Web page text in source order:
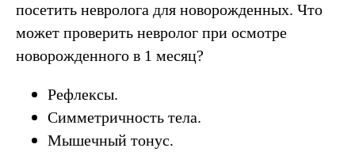
посетить невролога для новорожденных. Что
может проверить невролог при осмотре
новорожденного в 1 месяц?
Рефлексы.
Симметричность тела.
Мышечный тонус.